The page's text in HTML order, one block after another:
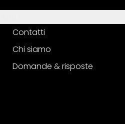
Contatti
Chi siamo
Domande & risposte